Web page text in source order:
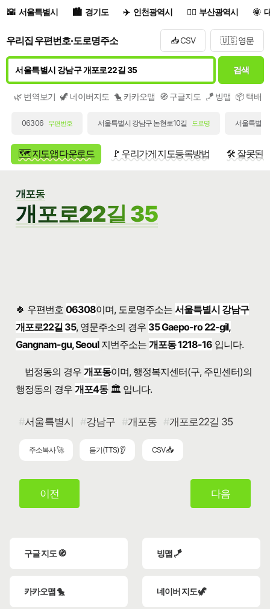
서울특별시 경기도 인천광역시 부산광역시
우리집 우편번호·도로명주소 📥 CSV 🇺🇸 영문
검색
🌿 번역보기 🦖 네이버지도 🐤 카카오맵 🧭 구글지도 🪁 빙맵 📦 택배/
06306 우편번호 서울특별시 강남구 논현로10길 도로명 서울특별
🗺️ 지도앱 다운로드 🚩 우리가게 지도등록방법 🛠️ 잘못된
개포동
개포로22길 35
🍀 우편번호 06308이며, 도로명주소는서울특별시 강남구
개포로22길 35, 영문주소의 경우 35 Gaepo-ro 22-gil,
Gangnam-gu, Seoul지번주소는개포동 1218-16 입니다.
법정동의 경우 개포동이며, 행정복지센터(구, 주민센터)의
행정동의 경우 개포4동🏛️ 입니다.
서울특별시 강남구 개포동 개포로22길 35
주소복사 🚀 듣기(TTS) 👂 CSV 📥
이전 다음
구글 지도 🧭 빙맵 🪁
카카오맵 🐤 네이버 지도 🦖